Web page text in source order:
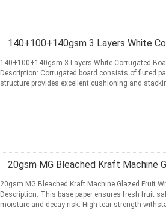
140+100+140gsm 3 Layers
140+100+140gsm 3 Layers White Corrugated Board for Packaging Corrugated Board Product
Description: Corrugated board consists of fluted
structure provides excellent cushioning and
20gsm MG Bleached Kraft
20gsm MG Bleached Kraft Machine Glazed Fruit Wrapping Paper Rolls Fruit Wrapping Paper Product
Description: This base paper ensures fresh fruit
moisture and decay risk. High tear strength